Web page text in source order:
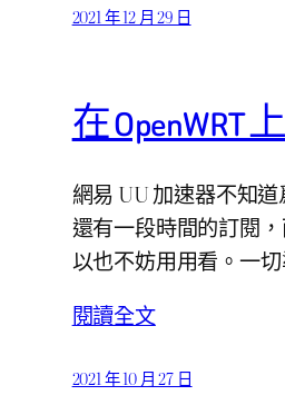
2021 年 12 月 29 日
在 OpenWRT
網易 UU 加速器不知
還有一段時間的訂閱
以也不妨用用看。一
閱讀全文
2021 年 10 月 27 日